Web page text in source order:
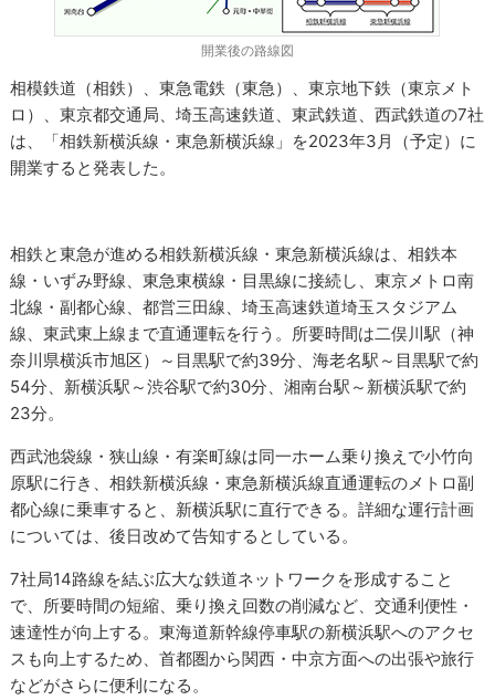
開業後の路線図
相模鉄道（相鉄）、東急電鉄（東急）、東京地下鉄（東京メト
ロ）、東京都交通局、埼玉高速鉄道、東武鉄道、西武鉄道の7社
は、「相鉄新横浜線・東急新横浜線」を2023年3月（予定）に
開業すると発表した。
相鉄と東急が進める相鉄新横浜線・東急新横浜線は、相鉄本
線・いずみ野線、東急東横線・目黒線に接続し、東京メトロ南
北線・副都心線、都営三田線、埼玉高速鉄道埼玉スタジアム
線、東武東上線まで直通運転を行う。所要時間は二俣川駅（神
奈川県横浜市旭区）～目黒駅で約39分、海老名駅～目黒駅で約
54分、新横浜駅～渋谷駅で約30分、湘南台駅～新横浜駅で約
23分。
西武池袋線・狭山線・有楽町線は同一ホーム乗り換えで小竹向
原駅に行き、相鉄新横浜線・東急新横浜線直通運転のメトロ副
都心線に乗車すると、新横浜駅に直行できる。詳細な運行計画
については、後日改めて告知するとしている。
7社局14路線を結ぶ広大な鉄道ネットワークを形成すること
で、所要時間の短縮、乗り換え回数の削減など、交通利便性・
速達性が向上する。東海道新幹線停車駅の新横浜駅へのアクセ
スも向上するため、首都圏から関西・中京方面への出張や旅行
などがさらに便利になる。